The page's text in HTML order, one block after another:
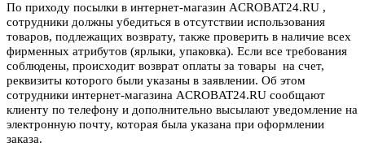
По приходу посылки в интернет-магазин ACROBAT24.RU ,
сотрудники должны убедиться в отсутствии использования
товаров, подлежащих возврату, также проверить в наличие всех
фирменных атрибутов (ярлыки, упаковка). Если все требования
соблюдены, происходит возврат оплаты за товары на счет,
реквизиты которого были указаны в заявлении. Об этом
сотрудники интернет-магазина ACROBAT24.RU сообщают
клиенту по телефону и дополнительно высылают уведомление на
электронную почту, которая была указана при оформлении
заказа.